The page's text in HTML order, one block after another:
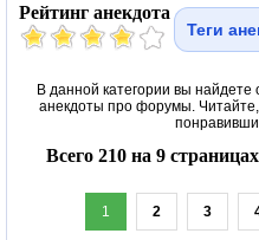
Рейтинг анекдота
Теги
В данной категории вы
анекдоты про форумы.
Всего 210 на 9
1 2 3